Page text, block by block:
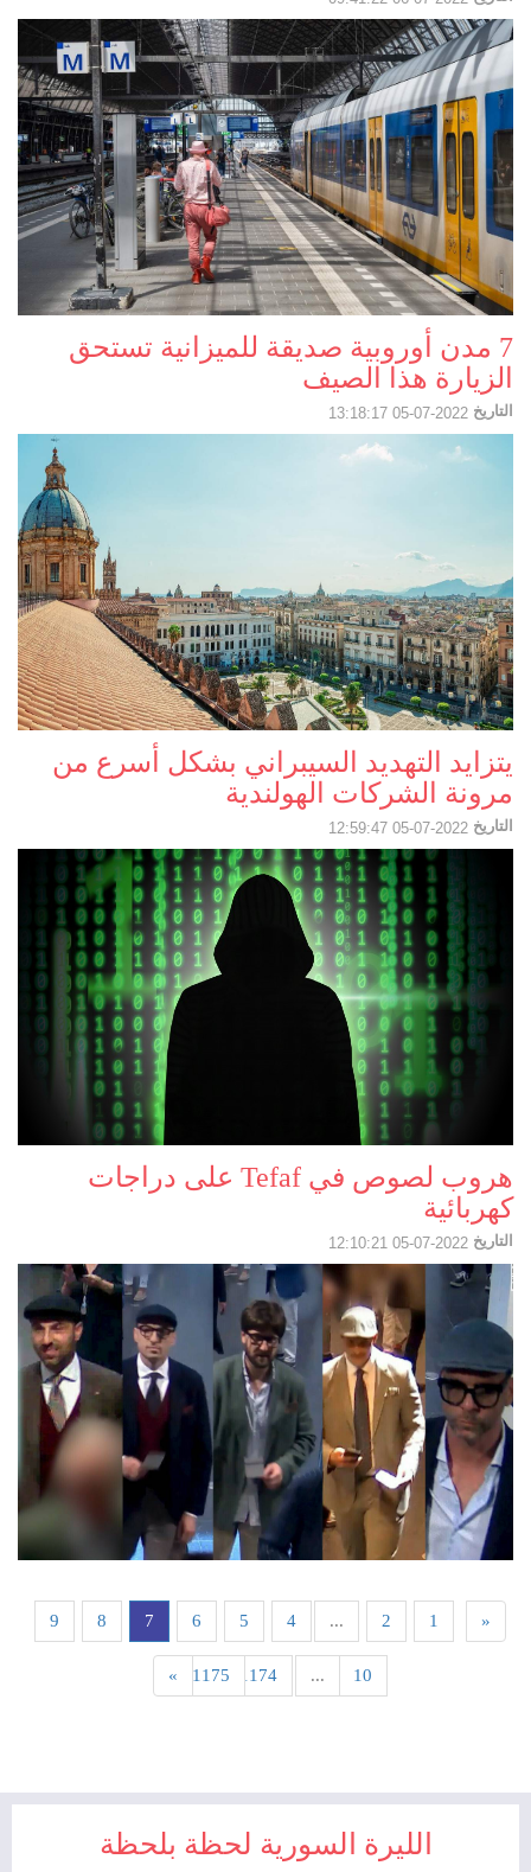
7 مدن أوروبية صديقة للميزانية تستحق
الزيارة هذا الصيف
التاريخ
يتزايد التهديد السيبراني بشكل أسرع من
مرونة الشركات الهولندية
التاريخ
هروب لصوص في Tefaf على دراجات
كهربائية
التاريخ
«
1
2
...
4
5
6
7
8
9
10
...
1174
1175
»
الليرة السورية لحظة بلحظة